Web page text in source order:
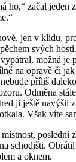
ho,“ začal jeden
jen v klidu,
svých
možná je
na opravě či
příliš
Odměna
ji ještě navýšil
Však víte
poslední
schodišti. Obrátil
a oknem.